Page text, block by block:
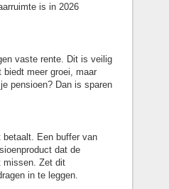
is in 2026
vaste rente. Dit is veilig
biedt meer groei, maar
pensioen? Dan is sparen
betaalt. Een buffer van
dat de
missen. Zet dit
in te leggen.